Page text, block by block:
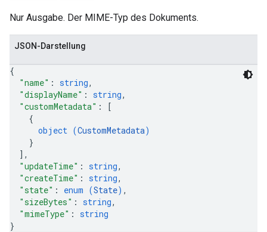
Nur Ausgabe. Der MIME-Typ des Dokuments.
JSON-Darstellung
{
"name" : string,
"displayName" : string,
"customMetadata" :
[
{
object (CustomMetadata)
}
] ,
"updateTime" : string,
"createTime" : string,
"state" : enum (State) ,
"sizeBytes" : string,
"mimeType" : string
}